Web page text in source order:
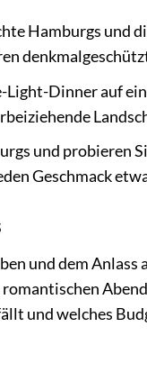
Hamburgs und
Light-Dinner auf
und probieren
Geschmack
und dem Anlass
und welches